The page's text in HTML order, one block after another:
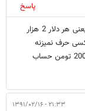
پاسخ
ببینم شما چرا 20 دلار رو 40 هزار تومن حساب کردین؟یعنی هر دلار 2 هزار
حرف نمیزنه
دیگه.بابا قیمت دلارو الان که 1690 هستش چرا باید 2000 تومن حساب
۲۱:۳۳ - ۱۳۹۱/۰۲/۱۶